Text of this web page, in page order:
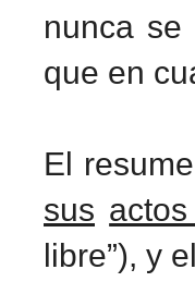
nunca
que en
El
sus actos
libre”), y